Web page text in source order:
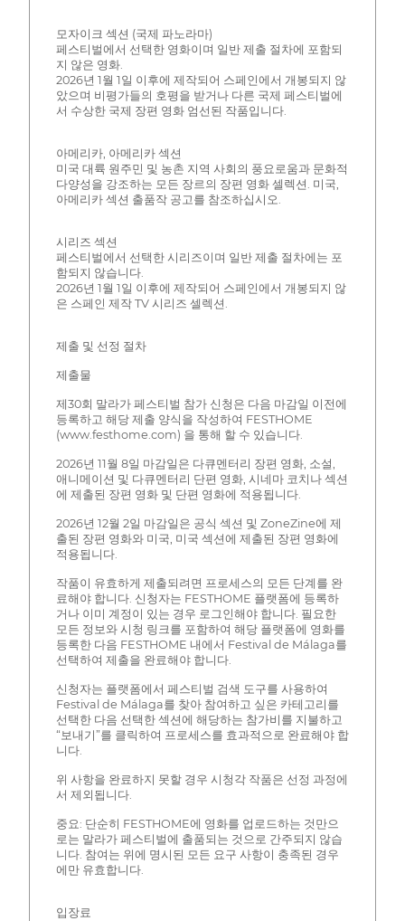
모자이크 섹션 (국제 파노라마)
페스티벌에서 선택한 영화이며 일반 제출 절차에 포함되
지 않은 영화.
2026년 1월 1일 이후에 제작되어 스페인에서 개봉되지 않
았으며 비평가들의 호평을 받거나 다른 국제 페스티벌에
서 수상한 국제 장편 영화 엄선된 작품입니다.
아메리카, 아메리카 섹션
미국 대륙 원주민 및 농촌 지역 사회의 풍요로움과 문화적
다양성을 강조하는 모든 장르의 장편 영화 셀렉션. 미국,
아메리카 섹션 출품작 공고를 참조하십시오.
시리즈 섹션
페스티벌에서 선택한 시리즈이며 일반 제출 절차에는 포
함되지 않습니다.
2026년 1월 1일 이후에 제작되어 스페인에서 개봉되지 않
은 스페인 제작 TV 시리즈 셀렉션.
제출 및 선정 절차
제출물
제30회 말라가 페스티벌 참가 신청은 다음 마감일 이전에
등록하고 해당 제출 양식을 작성하여 FESTHOME
(www.festhome.com) 을 통해 할 수 있습니다.
2026년 11월 8일 마감일은 다큐멘터리 장편 영화, 소설,
애니메이션 및 다큐멘터리 단편 영화, 시네마 코치나 섹션
에 제출된 장편 영화 및 단편 영화에 적용됩니다.
2026년 12월 2일 마감일은 공식 섹션 및 ZoneZine에 제
출된 장편 영화와 미국, 미국 섹션에 제출된 장편 영화에
적용됩니다.
작품이 유효하게 제출되려면 프로세스의 모든 단계를 완
료해야 합니다. 신청자는 FESTHOME 플랫폼에 등록하
거나 이미 계정이 있는 경우 로그인해야 합니다. 필요한
모든 정보와 시청 링크를 포함하여 해당 플랫폼에 영화를
등록한 다음 FESTHOME 내에서 Festival de Málaga를
선택하여 제출을 완료해야 합니다.
신청자는 플랫폼에서 페스티벌 검색 도구를 사용하여
Festival de Málaga를 찾아 참여하고 싶은 카테고리를
선택한 다음 선택한 섹션에 해당하는 참가비를 지불하고
“보내기”를 클릭하여 프로세스를 효과적으로 완료해야 합
니다.
위 사항을 완료하지 못할 경우 시청각 작품은 선정 과정에
서 제외됩니다.
중요: 단순히 FESTHOME에 영화를 업로드하는 것만으
로는 말라가 페스티벌에 출품되는 것으로 간주되지 않습
니다. 참여는 위에 명시된 모든 요구 사항이 충족된 경우
에만 유효합니다.
입장료